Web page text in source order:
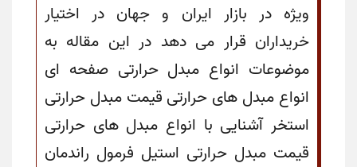
ویژه در بازار ایران و جهان در اختیار
خریداران قرار می دهد در این مقاله به
موضوعات انواع مبدل حرارتی صفحه ای
انواع مبدل های حرارتی قیمت مبدل حرارتی
استخر آشنایی با انواع مبدل های حرارتی
قیمت مبدل حرارتی استیل فرمول راندمان